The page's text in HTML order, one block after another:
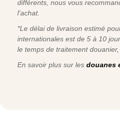
différents, nous vous
l'achat.
*Le délai de livraison estimé
internationales est de 5 à 10
le temps de traitement
En savoir plus sur les douanes